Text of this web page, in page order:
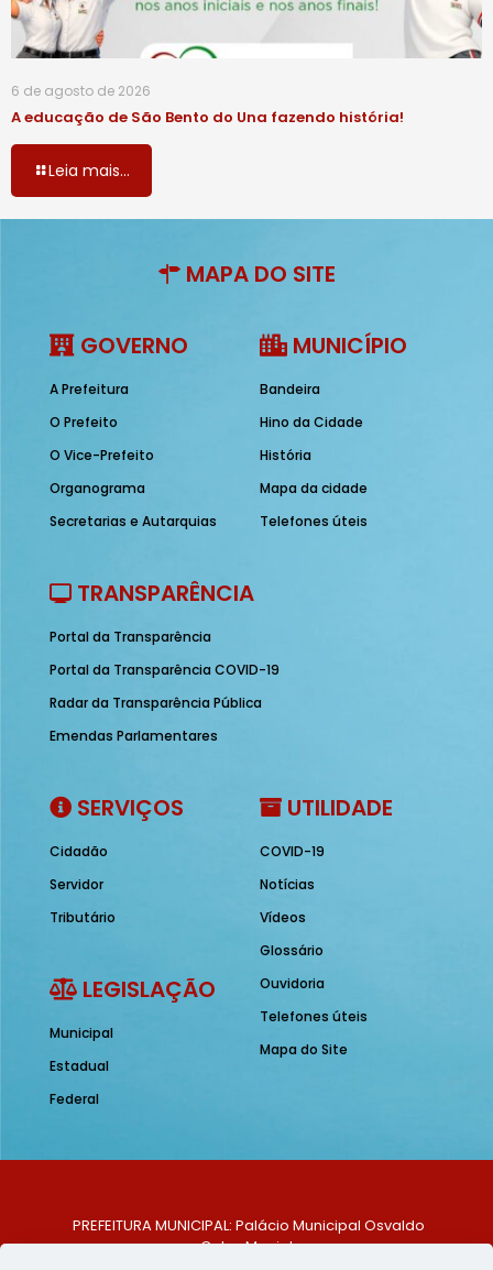
6 de agosto de 2026
A educação de São Bento do Una fazendo história!
Leia mais...
MAPA DO SITE
GOVERNO
A Prefeitura
O Prefeito
O Vice-Prefeito
Organograma
Secretarias e Autarquias
MUNICÍPIO
Bandeira
Hino da Cidade
História
Mapa da cidade
Telefones úteis
TRANSPARÊNCIA
Portal da Transparência
Portal da Transparência COVID-19
Radar da Transparência Pública
Emendas Parlamentares
SERVIÇOS
Cidadão
Servidor
Tributário
LEGISLAÇÃO
Municipal
Estadual
Federal
UTILIDADE
COVID-19
Notícias
Vídeos
Glossário
Ouvidoria
Telefones úteis
Mapa do Site
PREFEITURA MUNICIPAL: Palácio Municipal Osvaldo
Celso Maciel